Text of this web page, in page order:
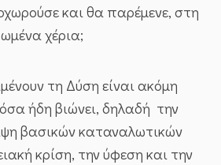
και θα παρέμενε, στη
χέρια;
τη Δύση είναι ακόμη
ήδη βιώνει, δηλαδή την
βασικών καταναλωτικών
κρίση, την ύφεση και την